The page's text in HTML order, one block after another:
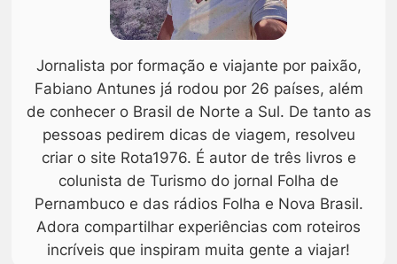
Jornalista por formação e viajante por paixão,
Fabiano Antunes já rodou por 26 países, além
de conhecer o Brasil de Norte a Sul. De tanto as
pessoas pedirem dicas de viagem, resolveu
criar o site Rota1976. É autor de três livros e
colunista de Turismo do jornal Folha de
Pernambuco e das rádios Folha e Nova Brasil.
Adora compartilhar experiências com roteiros
incríveis que inspiram muita gente a viajar!